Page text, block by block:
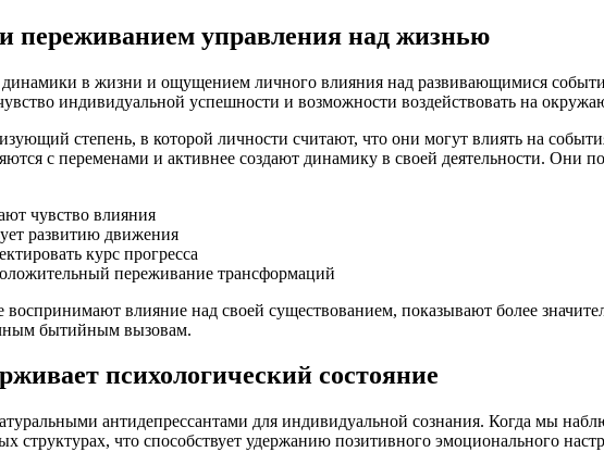
переживанием управления над жизнью
в жизни и ощущением личного влияния над развивающимися
индивидуальной успешности и возможности воздействовать на
степень, в которой личности считают, что они могут влиять на
с переменами и активнее создают динамику в своей деятельности. Они
чувство влияния
развитию движения
курс прогресса
переживание трансформаций
влияние над своей существованием, показывают более
бытийным вызовам.
психологический состояние
антидепрессантами для индивидуальной сознания. Когда мы
структурах, что способствует удержанию позитивного эмоционального